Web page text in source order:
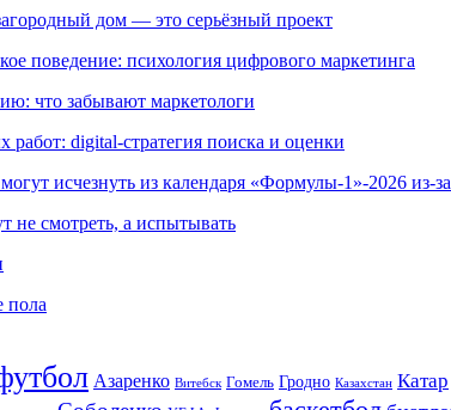
дом — это серьёзный проект
поведение: психология цифрового маркетинга
что забывают маркетологи
digital-стратегия поиска и оценки
исчезнуть из календаря «Формулы-1»-2026 из-
не смотреть, а испытывать
пола
Азаренко Витебск Гомель Гродно Казахстан Катар